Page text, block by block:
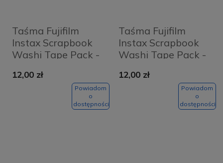
Taśma Fujifilm
Instax Scrapbook
Washi Tape Pack -
12,00 zł
Powiadom
o
dostępności
Taśma Fujifilm
Instax Scrapbook
Washi Tape Pack -
12,00 zł
Powiadom
o
dostępności